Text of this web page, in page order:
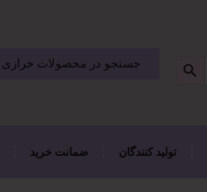
جستجو در محصولات خرازی
تولید کنندگان ضمانت خرید